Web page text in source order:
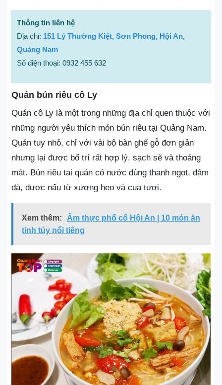
Thông tin liên hệ
Địa chỉ: 151 Lý Thường Kiệt, Sơn Phong, Hội An,
Quảng Nam
Số điện thoại: 0932 455 632
Quán bún riêu cô Ly
Quán cô Ly là một trong những địa chỉ quen thuộc với
những người yêu thích món bún riêu tại Quảng Nam.
Quán tuy nhỏ, chỉ với vài bộ bàn ghế gỗ đơn giản
nhưng lại được bố trí rất hợp lý, sạch sẽ và thoáng
mát. Bún riêu tại quán có nước dùng thanh ngọt, đậm
đà, được nấu từ xương heo và cua tươi.
Xem thêm:
Ẩm thực phố cổ Hội An | 10 món ăn
tinh túy nổi tiếng